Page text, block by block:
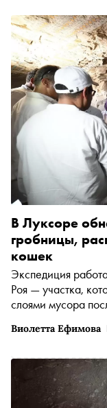
Виолетта Ефимова
В Луксоре
гробницы,
кошек
Экспедиция
Роя — участка,
слоями мусора